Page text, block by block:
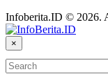
Infoberita.ID © 2026.
×